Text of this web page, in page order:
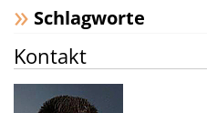
Schlagworte
Kontakt